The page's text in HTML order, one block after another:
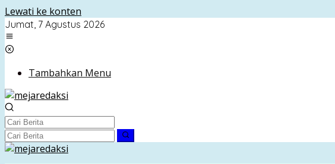
Lewati ke konten
Jumat, 7 Agustus 2026
Tambahkan Menu